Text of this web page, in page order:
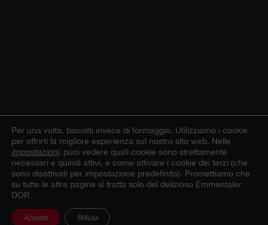
Per una volta, biscotti invece di formaggio. Utilizziamo i cookie
per offrirti la migliore esperienza sul nostro sito web. Nelle
impostazioni, puoi vedere quali cookie sono strettamente
necessari e quindi attivi, e come attivare i cookie dei terzi (che
sono disattivati per impostazione predefinita). Promettiamo che
su tutte le altre pagine si tratta solo del delizioso Emmentaler
DOP.
Accetto Rifiuta